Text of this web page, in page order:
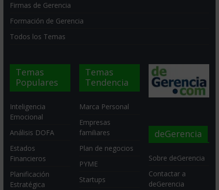
Firmas de Gerencia
Formación de Gerencia
Todos los Temas
Temas
Populares
Inteligencia
Emocional
Análisis DOFA
Estados
Financieros
Planificación
Estratégica
Temas
Tendencia
Marca Personal
Empresas
familiares
Plan de negocios
PYME
Startups
deGerencia
Sobre deGerencia
Contactar a
deGerencia